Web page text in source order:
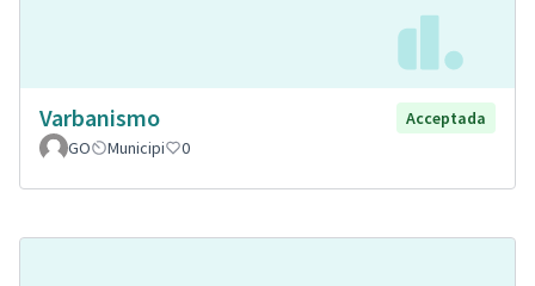
Varbanismo
Acceptada
GO
Municipi 0